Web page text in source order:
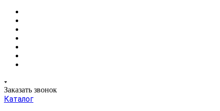
Заказать звонок
Каталог